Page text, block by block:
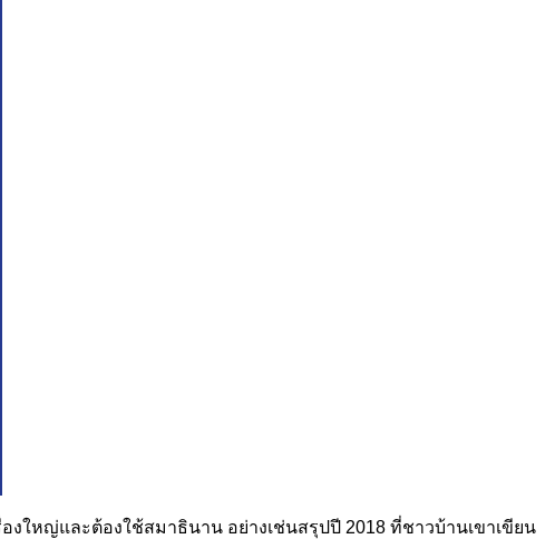
งใหญ่และต้องใช้สมาธินาน อย่างเช่นสรุปปี 2018 ที่ชาวบ้านเขาเขียน